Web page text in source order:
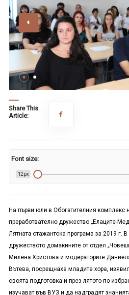
Share This
Article:
Font size:
12px
На първи юли в Обогатителния комплекс
преработвателно дружество „Елаците-
Лятната стажантска програма за 2019 г.
дружеството домакините от отдел
Милена Христова и модераторите
Вътева, посрещнаха младите хора,
своята подготовка и през лятото по
изучават във ВУЗ и да надградят